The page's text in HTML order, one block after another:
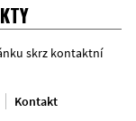
skrz kontaktní
Kontakt